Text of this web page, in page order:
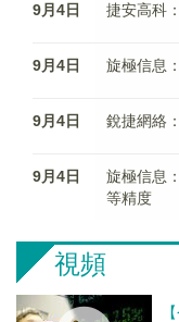
9月4日 捷安高科
9月4日 旋極信息
9月4日 銳捷網絡
9月4日
旋極信息
等精度
視頻